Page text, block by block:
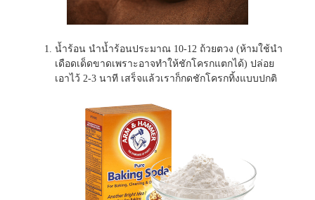
น้ำร้อน นำน้ำร้อนประมาณ 10-12 ถ้วยตวง (ห้ามใช้นำ
เดือดเด็ดขาดเพราะอาจทำให้ชักโครกแตกได้) ปล่อย
เอาไว้ 2-3 นาที เสร็จแล้วเราก็กดชักโครกทิ้งแบบปกติ